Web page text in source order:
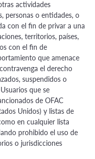
actividades
personas o entidades, o
con el fin de privar a una
territorios, países,
con el fin de
que amenace
el derecho
suspendidos o
que se
de OFAC
Unidos) y listas de
en cualquier lista
prohibido el uso de
o jurisdicciones